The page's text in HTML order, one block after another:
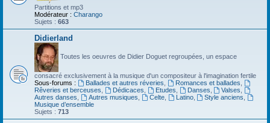
Partitions et mp3
Modérateur : Charango
Sujets : 663
Didierland
Toutes les oeuvres de Didier Doguet regroupées, un espace
consacré exclusivement à la musique d'un compositeur à l'imagination fertile
Sous-forums :
Ballades et autres réveries Romances et ballades
Rêveries et berceuses
Dédicaces Etudes Danses Valses
Autres danses
Autres musiques Celte, Latino, Style anciens
Musique d’ensemble
Sujets : 713